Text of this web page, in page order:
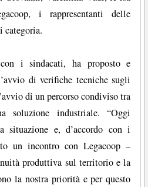
i rappresentanti delle
categoria.
i sindacati, ha proposto e
di verifiche tecniche sugli
di un percorso condiviso tra
soluzione industriale. “Oggi
situazione e, d’accordo con i
un incontro con Legacoop –
produttiva sul territorio e la
la nostra priorità e per questo